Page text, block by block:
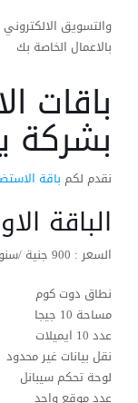
والتسويق
بالاعمال الخاصة بك
باقات
بشركة
نقدم لكمباقة
الباقة
السعر : 900 جنية /سنويا بدلا من 1200 جنية
نطاق دوت كوم
مساحة 10 جيجا
عدد 10 ايميلات
نقل بيانات غير محدود
لوحة تحكم سيبانل
عدد موقع واحد